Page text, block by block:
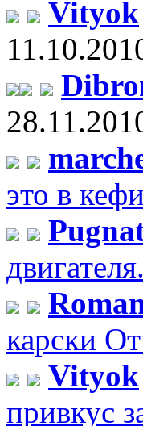
Vityok
это в
карски
Vityok
привкус